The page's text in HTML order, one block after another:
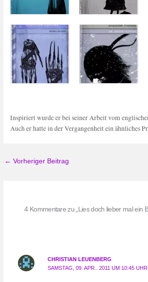
Inspiriert wurde er bei seiner Arbeit vom
Auch er hatte in der Vergangenheit ein ähnliches
← Vorheriger Beitrag
4 Kommentare zu „Lies doch lieber mal ein
CHRISTIAN LEUENBERG
SAMSTAG, 09. APR.. 2011 UM 10:45 UHR